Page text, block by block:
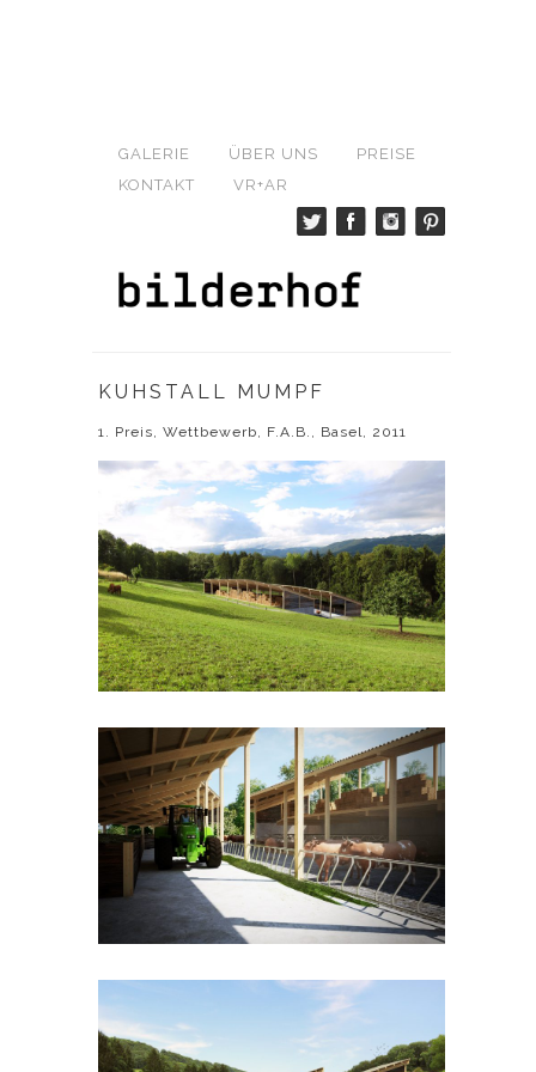
GALERIE ÜBER UNS
PREISE
KONTAKT
VR+AR
KUHSTALL MUMPF
1. Preis, Wettbewerb, F.A.B., Basel, 2011